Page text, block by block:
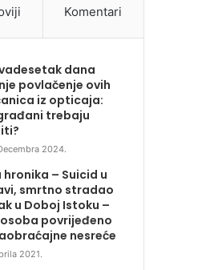
Komentari
dana
povlačenje ovih
iz opticaja:
trebaju
2024.
hronika – Suicid u
smrtno stradao
u Doboj Istoku –
povrijeđeno
nesreće
2021.